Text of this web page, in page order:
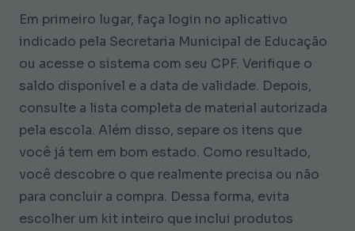
Em primeiro lugar, faça login no aplicativo
indicado pela Secretaria Municipal de Educação
ou acesse o sistema com seu CPF. Verifique o
saldo disponível e a data de validade. Depois,
consulte a lista completa de material autorizada
pela escola. Além disso, separe os itens que
você já tem em bom estado. Como resultado,
você descobre o que realmente precisa ou não
para concluir a compra. Dessa forma, evita
escolher um kit inteiro que inclui produtos